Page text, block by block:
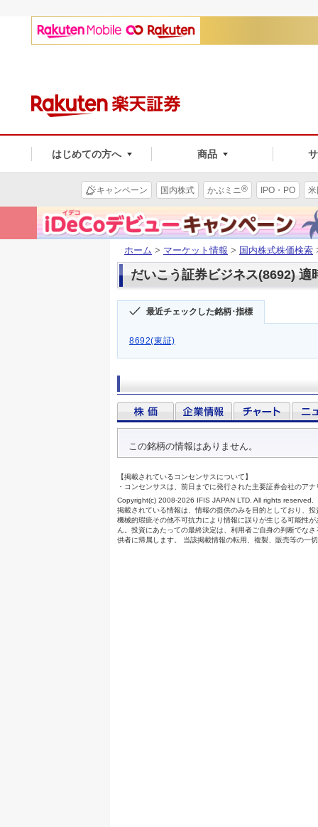
はじめての方へ 商品
キャンペーン 国内株式 かぶミニ® IPO・PO
ホーム > マーケット情報 > 国内株式株価検索
だいこう証券ビジネス(8692) 適
最近チェックした銘柄･指標
8692(東証)